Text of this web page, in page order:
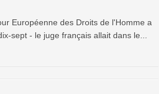
Européenne des Droits de l'Homme a
sept - le juge français allait dans le...